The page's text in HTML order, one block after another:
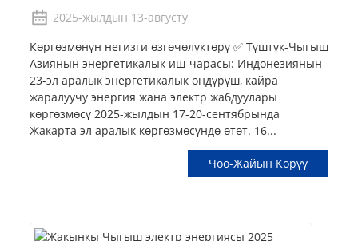
2025-жылдын 13-августу
Көргөзмөнүн негизги өзгөчөлүктөрү ✅ Түштүк-Чыгыш
Азиянын энергетикалык иш-чарасы: Индонезиянын
23-эл аралык энергетикалык өндүрүш, кайра
жаралуучу энергия жана электр жабдуулары
көргөзмөсү 2025-жылдын 17-20-сентябрында
Жакарта эл аралык көргөзмөсүндө өтөт. 16...
Чоо-Жайын Көрүү